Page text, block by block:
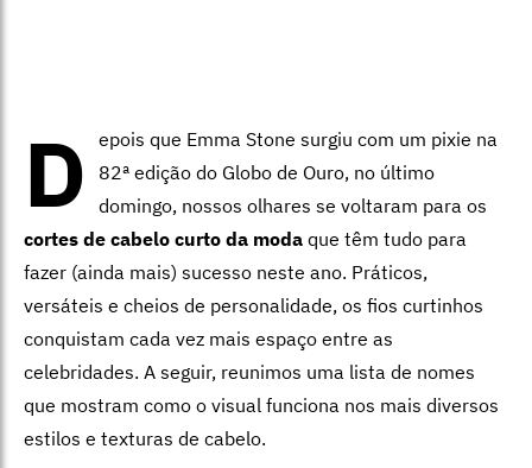
D
epois que Emma Stone surgiu com um pixie na
82ª edição do Globo de Ouro, no último
domingo, nossos olhares se voltaram para os
cortes de cabelo curto da moda que têm tudo para
fazer (ainda mais) sucesso neste ano. Práticos,
versáteis e cheios de personalidade, os fios curtinhos
conquistam cada vez mais espaço entre as
celebridades. A seguir, reunimos uma lista de nomes
que mostram como o visual funciona nos mais diversos
estilos e texturas de cabelo.